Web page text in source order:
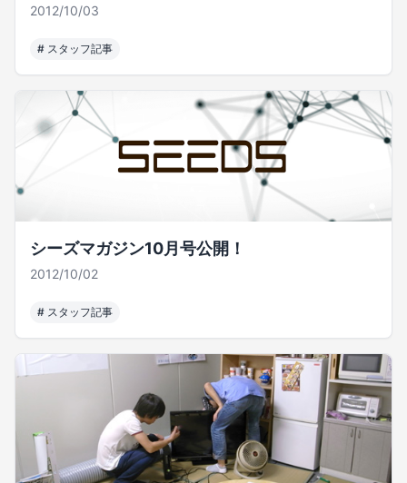
2012/10/03
# スタッフ記事
シーズマガジン10月号公開！
2012/10/02
# スタッフ記事